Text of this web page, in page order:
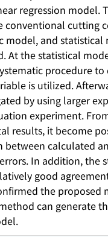
regression model.
conventional cutting
model, and statistical
At the statistical
procedure
is utilized.
by using larger
experiment.
results, it become
between calculated
In addition, the
good
the proposed
can generate